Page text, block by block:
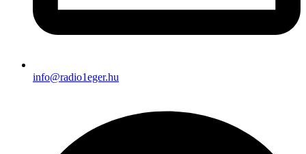
info@radio1eger.hu